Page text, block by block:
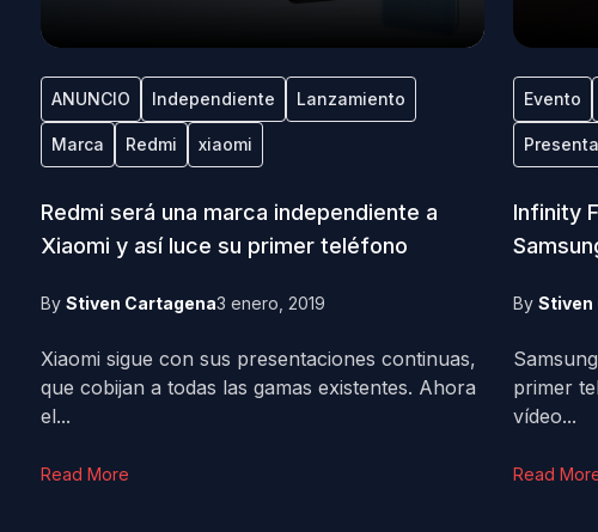
ANUNCIO Independiente Lanzamiento
Marca Redmi xiaomi
Redmi será una marca independiente a
Xiaomi y así luce su primer teléfono
By Stiven Cartagena3 enero, 2019
Xiaomi sigue con sus presentaciones continuas,
que cobijan a todas las gamas existentes. Ahora
el...
Read More
Evento
Infinity
By Stiven
primer
vídeo...
Read